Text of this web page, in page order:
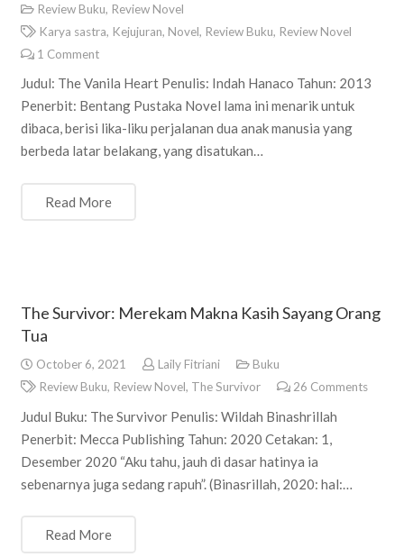
Review Buku, Review Novel
Karya sastra, Kejujuran, Novel, Review Buku, Review Novel
1 Comment
Judul: The Vanila Heart Penulis: Indah Hanaco Tahun: 2013
Penerbit: Bentang Pustaka Novel lama ini menarik untuk
dibaca, berisi lika-liku perjalanan dua anak manusia yang
berbeda latar belakang, yang disatukan…
Read More
The Survivor: Merekam Makna Kasih Sayang Orang
Tua
October 6, 2021 Laily Fitriani
Buku
Review Buku, Review Novel, The Survivor 26 Comments
Judul Buku: The Survivor Penulis: Wildah Binashrillah
Penerbit: Mecca Publishing Tahun: 2020 Cetakan: 1,
Desember 2020 “Aku tahu, jauh di dasar hatinya ia
sebenarnya juga sedang rapuh”. (Binasrillah, 2020: hal:…
Read More